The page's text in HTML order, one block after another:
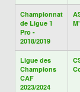
Championnat
de Ligue 1
Pro -
2018/2019
Ligue des
Champions
CAF
2023/2024